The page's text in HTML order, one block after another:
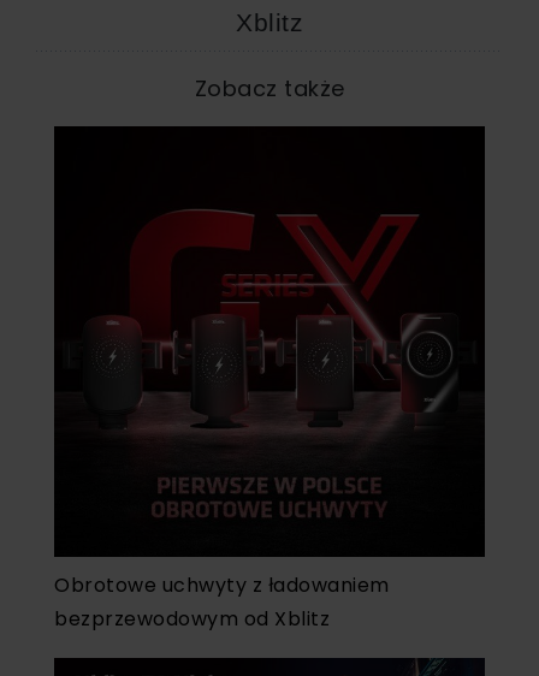
Xblitz
Zobacz także
Obrotowe uchwyty z ładowaniem
bezprzewodowym od Xblitz